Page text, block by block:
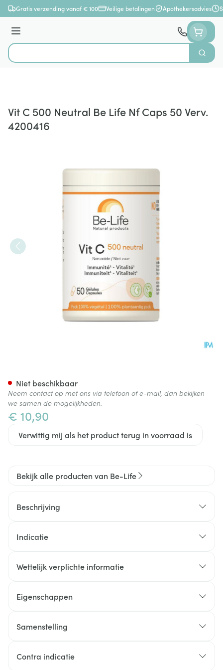
Ga naar de inhoud
Gratis verzending vanaf € 100 Veilige betalingen Apothekersadvies
Menu
Product, merk, categorie...
Zoek
Vit C 500 Neutral Be Life Nf Caps 50 Verv.
4200416
€ 10,90
Verwittig mij als het product terug in voorraad is
Niet beschikbaar
Neem contact op met ons via telefoon of e-mail, dan bekijken
we samen de mogelijkheden.
Bekijk alle producten van Be-Life
Beschrijving
Indicatie
Wettelijk verplichte informatie
Eigenschappen
Samenstelling
Contra indicatie